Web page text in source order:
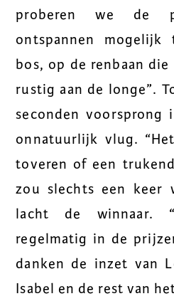
proberen we de
ontspannen
bos, op de renbaan
rustig aan de longe”.
seconden voorsprong
onnatuurlijk vlug.
toveren of een
zou slechts een keer
lacht de winnaar.
regelmatig in de
danken de inzet van
Isabel en de rest van